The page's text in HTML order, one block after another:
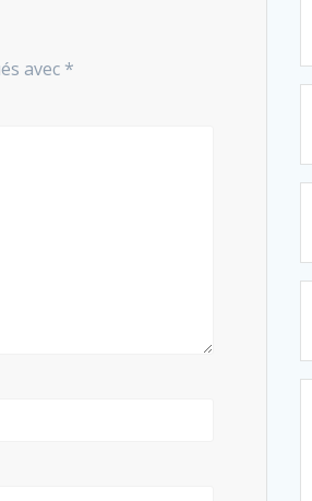
avec *